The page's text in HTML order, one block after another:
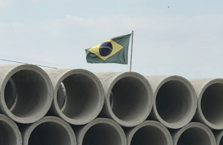
BEM VINDO A ARTECON